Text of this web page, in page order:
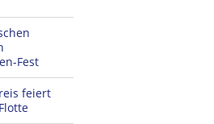
Fest
feiert